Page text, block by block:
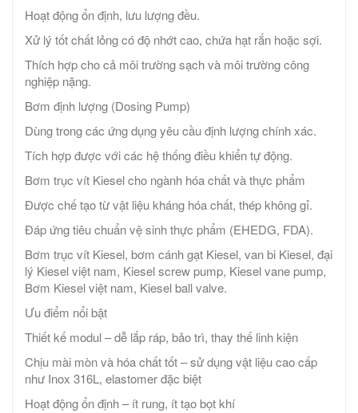
Hoạt động ổn định, lưu lượng đều.
Xử lý tốt chất lỏng có độ nhớt cao, chứa hạt rắn hoặc sợi.
Thích hợp cho cả môi trường sạch và môi trường công
nghiệp nặng.
Bơm định lượng (Dosing Pump)
Dùng trong các ứng dụng yêu cầu định lượng chính xác.
Tích hợp được với các hệ thống điều khiển tự động.
Bơm trục vít Kiesel cho ngành hóa chất và thực phẩm
Được chế tạo từ vật liệu kháng hóa chất, thép không gỉ.
Đáp ứng tiêu chuẩn vệ sinh thực phẩm (EHEDG, FDA).
Bơm trục vít Kiesel, bơm cánh gạt Kiesel, van bi Kiesel, đại
lý Kiesel việt nam, Kiesel screw pump, Kiesel vane pump,
Bơm Kiesel việt nam, Kiesel ball valve.
Ưu điểm nổi bật
Thiết kế modul – dễ lắp ráp, bảo trì, thay thế linh kiện
Chịu mài mòn và hóa chất tốt – sử dụng vật liệu cao cấp
như Inox 316L, elastomer đặc biệt
Hoạt động ổn định – ít rung, ít tạo bọt khí